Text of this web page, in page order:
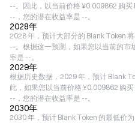
--。因此，以当前价格 ¥0.009862 购
--，您的潜在收益率是 --。
2028年
2028 年，预计大部分的 Blank Token
--。根据这一预测，如果您以当前的市
率是 --。
2029年
根据历史数据，2029 年，预计 Blank
此，如果您以当前价格 ¥0.009862 购
--，您的潜在收益率是 --。
2030年
2030 年，预计 Blank Token 的最低价